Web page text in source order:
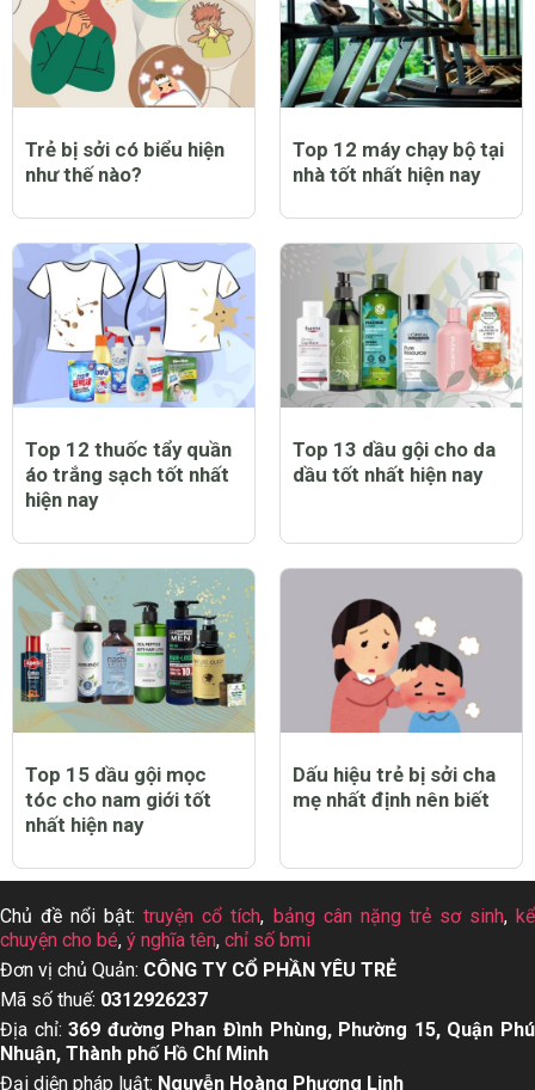
Trẻ bị sởi có biểu hiện
như thế nào?
Top 12 máy chạy bộ tại
nhà tốt nhất hiện nay
Top 12 thuốc tẩy quần
áo trắng sạch tốt nhất
hiện nay
Top 13 dầu gội cho da
dầu tốt nhất hiện nay
Top 15 dầu gội mọc
tóc cho nam giới tốt
nhất hiện nay
Dấu hiệu trẻ bị sởi cha
mẹ nhất định nên biết
Chủ đề nổi bật:truyện cổ tích, bảng cân nặng trẻ sơ sinh, kể
chuyện cho bé, ý nghĩa tên, chỉ số bmi
Đơn vị chủ Quản: CÔNG TY CỔ PHẦN YÊU TRẺ
Mã số thuế: 0312926237
Địa chỉ:369 đường Phan Đình Phùng, Phường 15, Quận Phú
Nhuận, Thành phố Hồ Chí Minh
Đại diện pháp luật: Nguyễn Hoàng Phượng Linh